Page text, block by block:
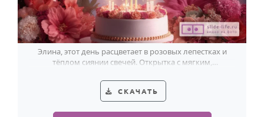
Элина, этот день расцветает в розовых лепестках и
тёплом сиянии свечей. Открытка с мягким,
СКАЧАТЬ